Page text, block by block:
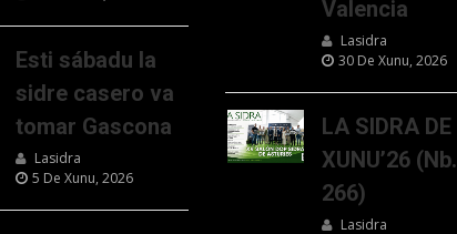
Esti sábadu la
sidre casero va
tomar Gascona
Lasidra
5 De Xunu, 2026
Valencia
Lasidra
30 De Xunu, 2026
LA SIDRA DE
XUNU’26 (Nb.
266)
Lasidra